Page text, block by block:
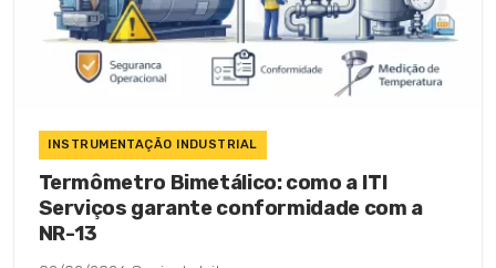
INSTRUMENTAÇÃO INDUSTRIAL
Termômetro Bimetálico: como a ITI
Serviços garante conformidade com a
NR-13